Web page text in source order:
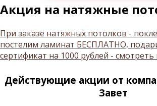
Акция на натяжные
При заказе натяжных потолков -
постелим ламинат БЕСПЛАТНО,
сертификат на 1000 рублей - смотреть
Действующие акции от
Завет